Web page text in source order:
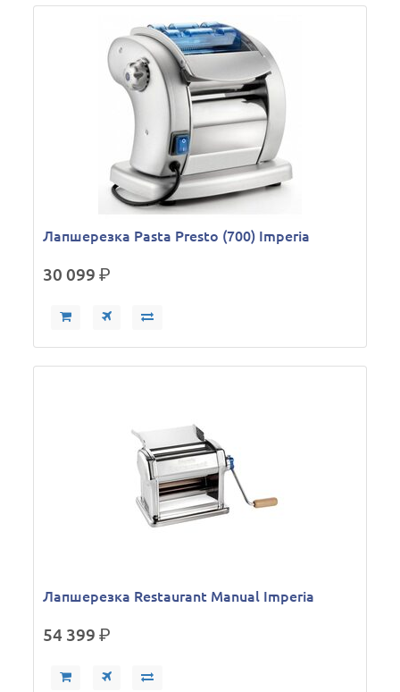
Лапшерезка Pasta Presto (700) Imperia
30 099р.
Лапшерезка Restaurant Manual Imperia
54 399р.